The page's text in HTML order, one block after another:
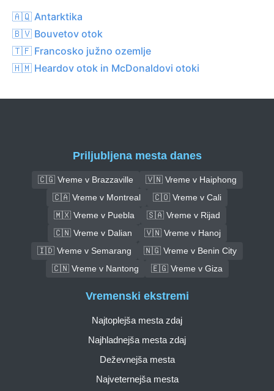
🇦🇶 Antarktika
🇧🇻 Bouvetov otok
🇹🇫 Francosko južno ozemlje
🇭🇲 Heardov otok in McDonaldovi otoki
Priljubljena mesta danes
🇨🇬 Vreme v Brazzaville
🇻🇳 Vreme v Haiphong
🇨🇦 Vreme v Montreal
🇨🇴 Vreme v Cali
🇲🇽 Vreme v Puebla
🇸🇦 Vreme v Rijad
🇨🇳 Vreme v Dalian
🇻🇳 Vreme v Hanoj
🇮🇩 Vreme v Semarang
🇳🇬 Vreme v Benin City
🇨🇳 Vreme v Nantong
🇪🇬 Vreme v Giza
Vremenski ekstremi
Najtoplejša mesta zdaj
Najhladnejša mesta zdaj
Deževnejša mesta
Najveternejša mesta